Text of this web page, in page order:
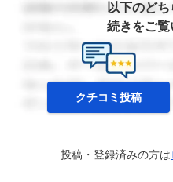
以下のど
続きをご
クチコミ投稿
投稿・登録済みの方は